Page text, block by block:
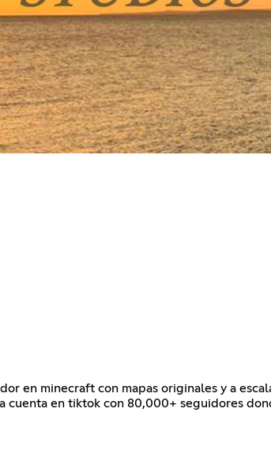
en minecraft con mapas originales y a
cuenta en tiktok con 80,000+ seguidores